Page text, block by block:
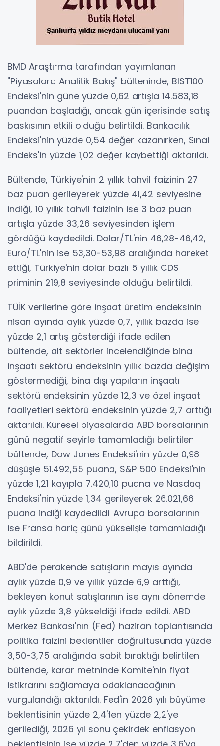
BMD Araştırma tarafından yayımlanan
"Piyasalara Analitik Bakış" bülteninde, BIST100
Endeksi'nin güne yüzde 0,62 artışla 14.583,18
puandan başladığı, ancak gün içerisinde satış
baskısının etkili olduğu belirtildi. Bankacılık
Endeksi'nin yüzde 0,54 değer kazanırken, Sınai
Endeks'in yüzde 1,02 değer kaybettiği aktarıldı.
Bültende, Türkiye'nin 2 yıllık tahvil faizinin 27
baz puan gerileyerek yüzde 41,42 seviyesine
indiği, 10 yıllık tahvil faizinin ise 3 baz puan
artışla yüzde 33,26 seviyesinden işlem
gördüğü kaydedildi. Dolar/TL'nin 46,28-46,42,
Euro/TL'nin ise 53,30-53,98 aralığında hareket
ettiği, Türkiye'nin dolar bazlı 5 yıllık CDS
priminin 219,8 seviyesinde olduğu belirtildi.
TÜİK verilerine göre inşaat üretim endeksinin
nisan ayında aylık yüzde 0,7, yıllık bazda ise
yüzde 2,1 artış gösterdiği ifade edilen
bültende, alt sektörler incelendiğinde bina
inşaatı sektörü endeksinin yıllık bazda değişim
göstermediği, bina dışı yapıların inşaatı
sektörü endeksinin yüzde 12,3 ve özel inşaat
faaliyetleri sektörü endeksinin yüzde 2,7 arttığı
aktarıldı. Küresel piyasalarda ABD borsalarının
günü negatif seyirle tamamladığı belirtilen
bültende, Dow Jones Endeksi'nin yüzde 0,98
düşüşle 51.492,55 puana, S&P 500 Endeksi'nin
yüzde 1,21 kayıpla 7.420,10 puana ve Nasdaq
Endeksi'nin yüzde 1,34 gerileyerek 26.021,66
puana indiği kaydedildi. Avrupa borsalarının
ise Fransa hariç günü yükselişle tamamladığı
bildirildi.
ABD'de perakende satışların mayıs ayında
aylık yüzde 0,9 ve yıllık yüzde 6,9 arttığı,
bekleyen konut satışlarının ise aynı dönemde
aylık yüzde 3,8 yükseldiği ifade edildi. ABD
Merkez Bankası'nın (Fed) haziran toplantısında
politika faizini beklentiler doğrultusunda yüzde
3,50-3,75 aralığında sabit bıraktığı belirtilen
bültende, karar metninde Komite'nin fiyat
istikrarını sağlamaya odaklanacağının
vurgulandığı aktarıldı. Fed'in 2026 yılı büyüme
beklentisinin yüzde 2,4'ten yüzde 2,2'ye
gerilediği, 2026 yıl sonu çekirdek enflasyon